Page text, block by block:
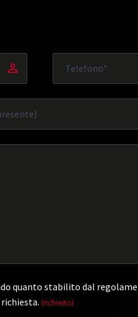
quanto stabilito dal
(richiesto)